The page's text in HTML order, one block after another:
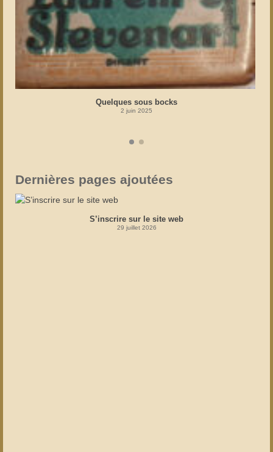
Quelques sous bocks
2 juin 2025
Dernières pages ajoutées
S’inscrire sur le site web
29 juillet 2026